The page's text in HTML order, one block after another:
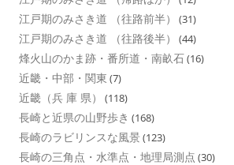
江戸期のみさき道 （往路前半） (31)
江戸期のみさき道 （往路後半） (44)
烽火山のかま跡・番所道・南畝石(16)
近畿・中部・関東 (7)
近畿（兵 庫 県） (118)
長崎と近県の山野歩き (168)
長崎のラビリンスな風景 (123)
長崎の三角点・水準点・地理局測点 (30)